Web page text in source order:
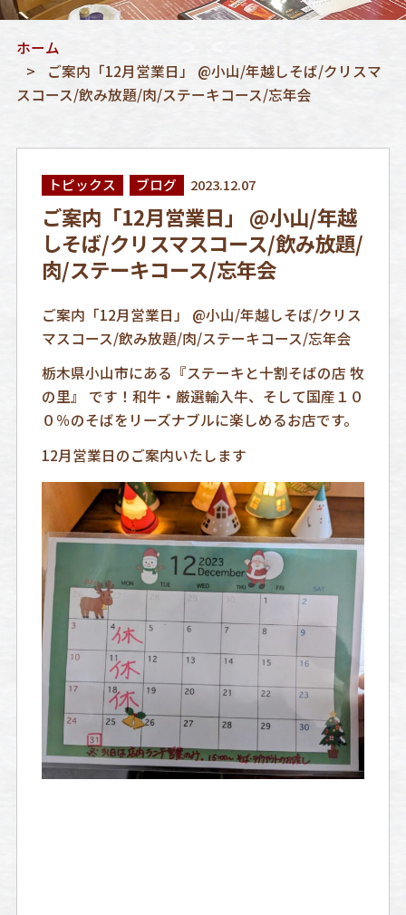
ホーム
ご案内「12月営業日」 @小山/年越しそば/クリスマ
スコース/飲み放題/肉/ステーキコース/忘年会
トピックス ブログ 2023.12.07
ご案内「12月営業日」 @小山/年越
しそば/クリスマスコース/飲み放題/
肉/ステーキコース/忘年会
ご案内「12月営業日」 @小山/年越しそば/クリス
マスコース/飲み放題/肉/ステーキコース/忘年会
栃木県小山市にある『ステーキと十割そばの店 牧
の里』 です！和牛・厳選輸入牛、そして国産１０
０％のそばをリーズナブルに楽しめるお店です。
12月営業日のご案内いたします